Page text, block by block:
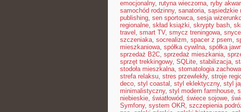
emocjonalny, rutyna wieczorna, ryby
samochód rodzinny, sanatoria, sąsiedzkie
publishing, sen sportowca, sesja
regionalne, skład książki, skrypty bash,
travel , smart TV, smycz treningowa,
szczeniaka, socrealizm, spacer z psem,
mieszkaniowa, spółka cywilna, spółka
sprzedaż B2C, sprzedaż mieszkania,
sprzęt trekkingowy, SQLite, stabilizacja,
stodoła mieszkalna, stomatologia
strefa relaksu, stres przewlekły, stroje
deco, styl coastal , styl eklektyczny, styl
minimalistyczny, styl modern farmhouse,
niebieskie, światłowód, świece sojowe,
Symfony, system OKR, szczepienia